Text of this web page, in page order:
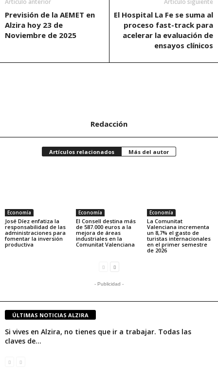
Artículo anterior
Previsión de la AEMET en
Alzira hoy 23 de
Noviembre de 2025
Artículo siguiente
El Hospital La Fe se suma al
proceso fast-track para
acelerar la evaluación de
ensayos clínicos
Redacción
Artículos relacionados Más del autor
Economía
José Díez enfatiza la
responsabilidad de las
administraciones para
fomentar la inversión
productiva
Economía
El Consell destina más
de 587.000 euros a la
mejora de áreas
industriales en la
Comunitat Valenciana
Economía
La Comunitat
Valenciana incrementa
un 8,7% el gasto de
turistas internacionales
en el primer semestre
de 2026
- Publicidad -
ÚLTIMAS NOTICIAS ALZIRA
Si vives en Alzira, no tienes que ir a trabajar. Todas las
claves de...